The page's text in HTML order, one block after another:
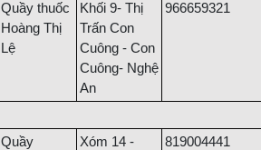
Quầy thuốc
Hoàng Thị
Lệ
Khối 9- Thị
Trấn Con
Cuông - Con
Cuông- Nghệ
An
966659321
Quầy
Xóm 14 -
819004441